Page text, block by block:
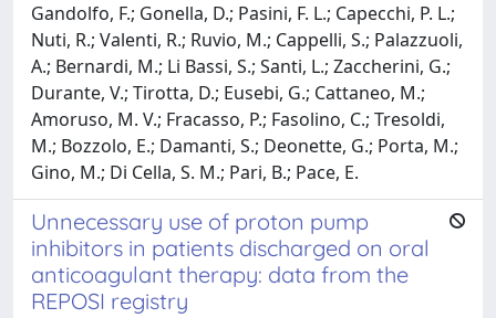
Gandolfo, F.; Gonella, D.; Pasini, F. L.; Capecchi, P. L.;
Nuti, R.; Valenti, R.; Ruvio, M.; Cappelli, S.; Palazzuoli,
A.; Bernardi, M.; Li Bassi, S.; Santi, L.; Zaccherini, G.;
Durante, V.; Tirotta, D.; Eusebi, G.; Cattaneo, M.;
Amoruso, M. V.; Fracasso, P.; Fasolino, C.; Tresoldi,
M.; Bozzolo, E.; Damanti, S.; Deonette, G.; Porta, M.;
Gino, M.; Di Cella, S. M.; Pari, B.; Pace, E.
Unnecessary use of proton pump
inhibitors in patients discharged on oral
anticoagulant therapy: data from the
REPOSI registry